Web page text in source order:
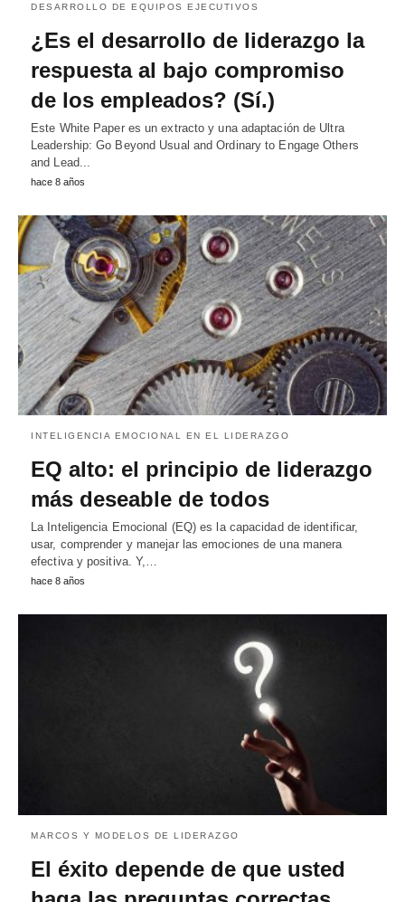
DESARROLLO DE EQUIPOS EJECUTIVOS
¿Es el desarrollo de liderazgo la
respuesta al bajo compromiso
de los empleados? (Sí.)
Este White Paper es un extracto y una adaptación de Ultra
Leadership: Go Beyond Usual and Ordinary to Engage Others
and Lead...
hace 8 años
INTELIGENCIA EMOCIONAL EN EL LIDERAZGO
EQ alto: el principio de liderazgo
más deseable de todos
La Inteligencia Emocional (EQ) es la capacidad de identificar,
usar, comprender y manejar las emociones de una manera
efectiva y positiva. Y,…
hace 8 años
MARCOS Y MODELOS DE LIDERAZGO
El éxito depende de que usted